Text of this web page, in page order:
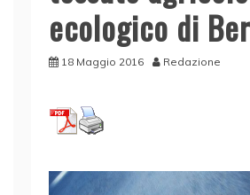
ecologico di
18 Maggio 2016 Redazione